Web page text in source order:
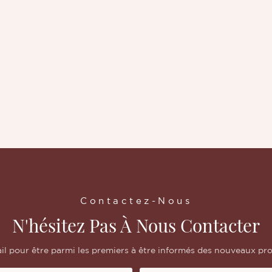
Contactez-Nous
N'hésitez Pas À Nous Contacter
pour être parmi les premiers à être informés des nouveaux